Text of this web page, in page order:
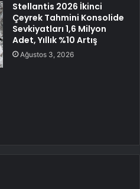
Stellantis 2026 İkinci
Çeyrek Tahmini Konsolide
Sevkiyatları 1,6 Milyon
Adet, Yıllık %10 Artış
Ağustos 3, 2026